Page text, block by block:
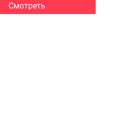
Смотреть